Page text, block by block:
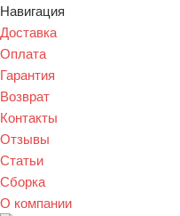
Навигация
Доставка
Оплата
Гарантия
Возврат
Контакты
Отзывы
Статьи
Сборка
О компании